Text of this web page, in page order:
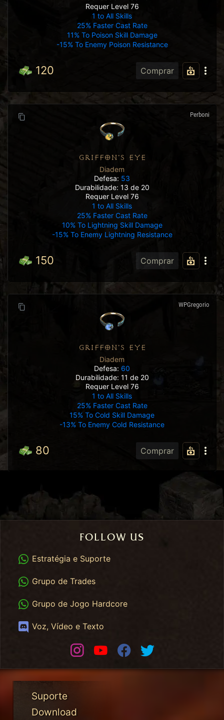
Requer Level 76
1 to All Skills
25% Faster Cast Rate
11% To Poison Skill Damage
-15% To Enemy Poison Resistance
120 Comprar
Perboni
GRIFFON'S EYE
Diadem
Defesa: 53
Durabilidade: 13 de 20
Requer Level 76
1 to All Skills
25% Faster Cast Rate
10% To Lightning Skill Damage
-15% To Enemy Lightning Resistance
150 Comprar
WPGregorio
GRIFFON'S EYE
Diadem
Defesa: 60
Durabilidade: 11 de 20
Requer Level 76
1 to All Skills
25% Faster Cast Rate
15% To Cold Skill Damage
-13% To Enemy Cold Resistance
80 Comprar
FOLLOW US
WhatsApp
Estratégia e Suporte
WhatsApp Trades
Grupo de Trades
WhatsApp HC
Grupo de Jogo Hardcore
Discord
Voz, Vídeo e Texto
InstagramYoutubeFacebook
Suporte
Download